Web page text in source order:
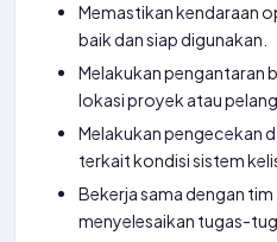
Memastikan kendaraan
baik dan siap digunakan.
Melakukan pengantaran
lokasi proyek atau
Melakukan pengecekan
terkait kondisi sistem
Bekerja sama dengan
menyelesaikan tugas-